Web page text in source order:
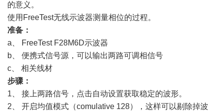
的意义。
使用 FreeTest无线示波器测量相位的过程。
准备：
a、 FreeTest F28M6D示波器
b、 便携式信号源，可以输出两路可调相信号
c、 相关线材
步骤：
1、 接上两路信号，点击自动设置获取稳定的波形。
2、 开启均值模式（comulative 128），这样可以剔除掉波